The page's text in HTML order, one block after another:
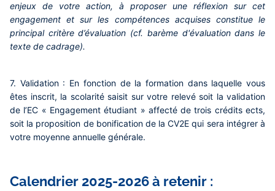
enjeux de votre action, à proposer une réflexion sur cet
engagement et sur les compétences acquises constitue le
principal critère d’évaluation (cf. barème d'évaluation dans le
texte de cadrage).
7. Validation : En fonction de la formation dans laquelle vous
êtes inscrit, la scolarité saisit sur votre relevé soit la validation
de l’EC « Engagement étudiant » affecté de trois crédits ects,
soit la proposition de bonification de la CV2E qui sera intégrer à
votre moyenne annuelle générale.
Calendrier 2025-2026 à retenir :